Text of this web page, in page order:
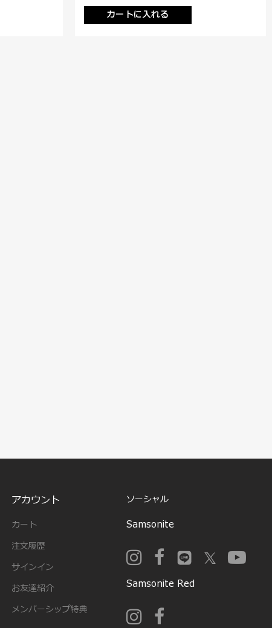
カートに入れる
アカウント
カート
注文履歴
サインイン
お友達紹介
メンバーシップ特典
ソーシャル
Samsonite
Samsonite Red